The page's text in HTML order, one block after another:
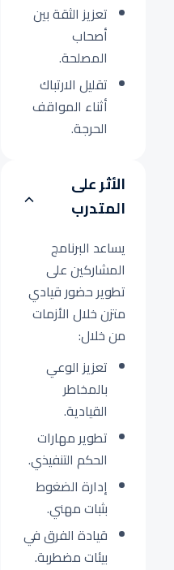
تعزيز الثقة بين
أصحاب
المصلحة.
تقليل الارتباك
أثناء المواقف
الحرجة.
الأثر على
المتدرب
يساعد البرنامج
المشاركين على
تطوير حضور قيادي
متزن خلال الأزمات
من خلال:
تعزيز الوعي
بالمخاطر
القيادية.
تطوير مهارات
الحكم التنفيذي.
إدارة الضغوط
بثبات مهني.
قيادة الفرق في
بيئات مضطربة.